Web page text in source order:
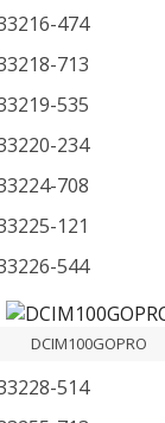
DCIM100GOPRO